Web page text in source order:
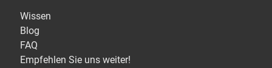
Wissen
Blog
FAQ
Empfehlen Sie uns weiter!